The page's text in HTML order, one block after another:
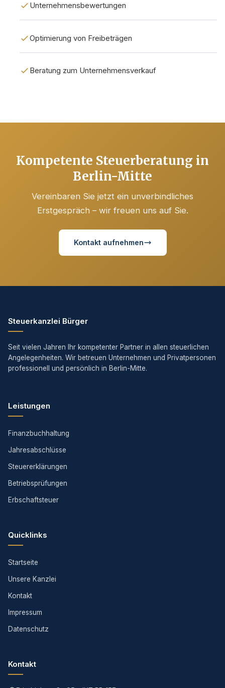
Unternehmensbewertungen
Optimierung von Freibeträgen
Beratung zum Unternehmensverkauf
Kompetente Steuerberatung in
Berlin-Mitte
Vereinbaren Sie jetzt ein unverbindliches
Erstgespräch – wir freuen uns auf Sie.
Kontakt aufnehmen
Steuerkanzlei Bürger
Seit vielen Jahren Ihr kompetenter Partner in allen steuerlichen
Angelegenheiten. Wir betreuen Unternehmen und Privatpersonen
professionell und persönlich in Berlin-Mitte.
Leistungen
Finanzbuchhaltung
Jahresabschlüsse
Steuererklärungen
Betriebsprüfungen
Erbschaftsteuer
Quicklinks
Startseite
Unsere Kanzlei
Kontakt
Impressum
Datenschutz
Kontakt